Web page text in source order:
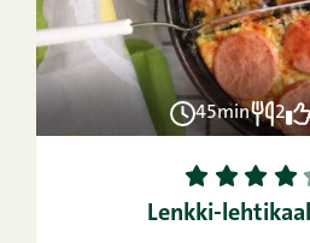
45min 2
1 2 3 4
Lenkki-